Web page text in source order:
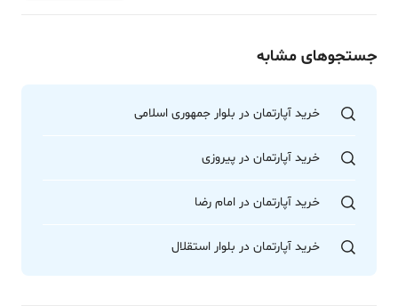
جستجوهای مشابه
خرید آپارتمان در بلوار جمهوری اسلامی
خرید آپارتمان در پیروزی
خرید آپارتمان در امام رضا
خرید آپارتمان در بلوار استقلال